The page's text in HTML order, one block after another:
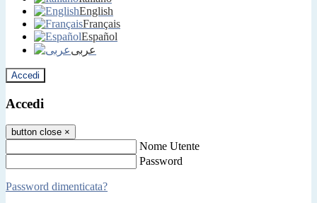
English
Français
Español
عربى
Accedi
Accedi
button close ×
Nome Utente
Password
Password dimenticata?